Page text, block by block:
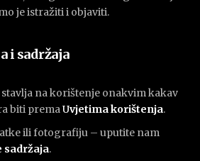
je istražiti i objaviti.
i sadržaja
na korištenje onakvim kakav
biti premaUvjetima korištenja.
ili fotografiju – uputite nam
sadržaja.